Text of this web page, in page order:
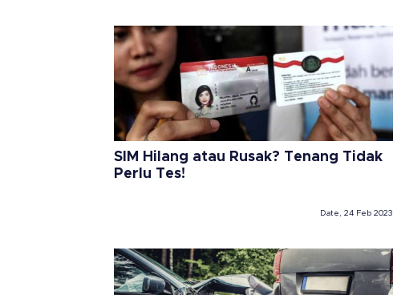
SIM Hilang atau Rusak? Tenang Tidak
Perlu Tes!
Date, 24 Feb 2023